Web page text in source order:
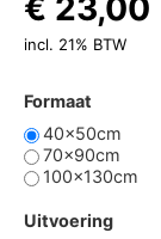
Formaat
40x50cm
70x90cm
100x130cm
Uitvoering
incl. 21% BTW